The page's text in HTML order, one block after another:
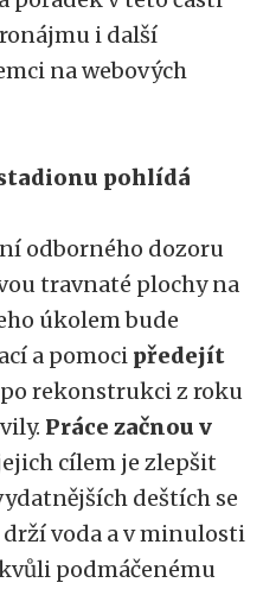
i další
na webových
pohlídá
odborného dozoru
travnaté plochy na
úkolem bude
a pomoci předejít
po rekonstrukci z roku
Práce začnou v
cílem je zlepšit
deštích se
voda a v minulosti
podmáčenému